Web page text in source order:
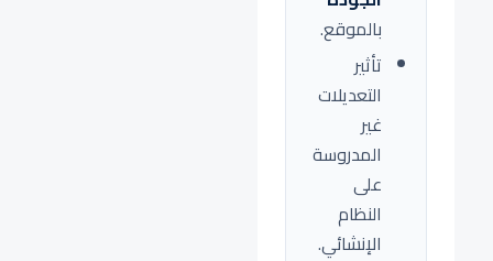
بالموقع.
تأثير
التعديلات
غير
المدروسة
على
النظام
الإنشائي.